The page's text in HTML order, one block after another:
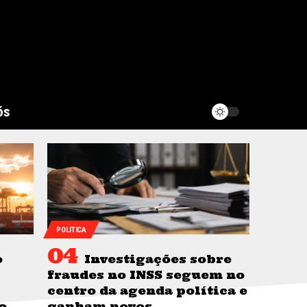
POLITICA
Investigações sobre
fraudes no INSS seguem no
centro da agenda política e